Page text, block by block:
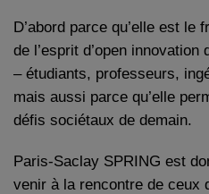
D’abord parce qu’elle est le
de l’esprit d’open
– étudiants, professeurs,
mais aussi parce qu’elle
défis sociétaux de demain.
Paris-Saclay SPRING est
venir à la rencontre de ceux